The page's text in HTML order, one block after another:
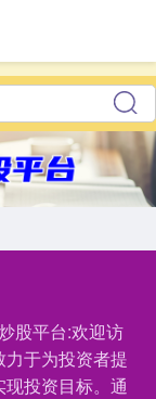
股平台:欢迎访
于为投资者提
投资目标。通